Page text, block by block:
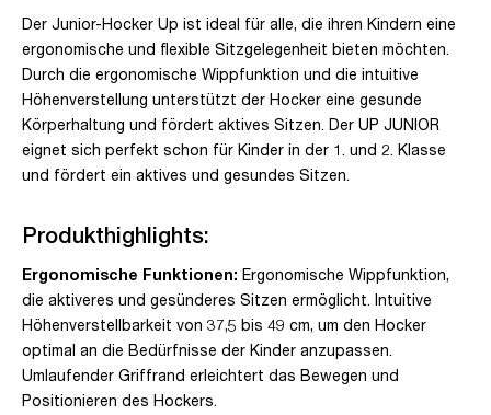
Der Junior-Hocker Up ist ideal für alle, die ihren Kindern eine
ergonomische und flexible Sitzgelegenheit bieten möchten.
Durch die ergonomische Wippfunktion und die intuitive
Höhenverstellung unterstützt der Hocker eine gesunde
Körperhaltung und fördert aktives Sitzen. Der UP JUNIOR
eignet sich perfekt schon für Kinder in der 1. und 2. Klasse
und fördert ein aktives und gesundes Sitzen.
Produkthighlights:
Ergonomische Funktionen: Ergonomische Wippfunktion,
die aktiveres und gesünderes Sitzen ermöglicht. Intuitive
Höhenverstellbarkeit von 37,5 bis 49 cm, um den Hocker
optimal an die Bedürfnisse der Kinder anzupassen.
Umlaufender Griffrand erleichtert das Bewegen und
Positionieren des Hockers.